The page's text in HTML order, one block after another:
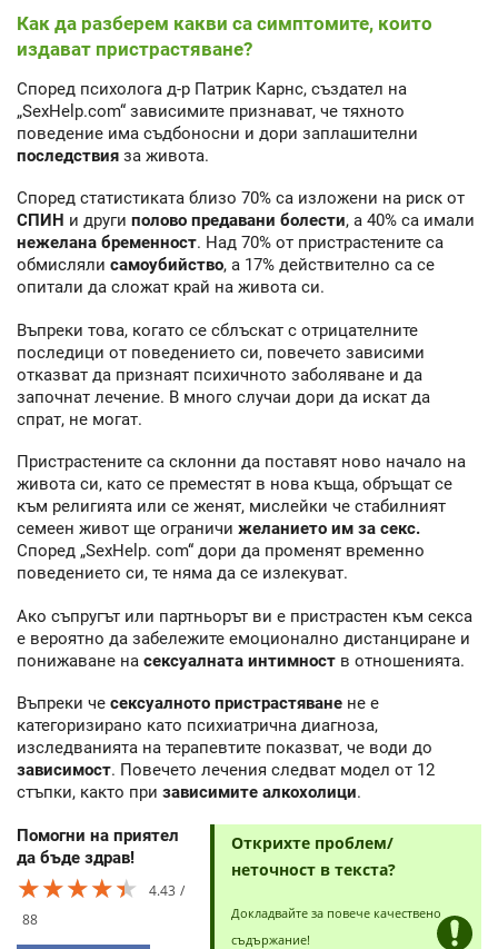
Как да разберем какви са симптомите, които
издават пристрастяване?
Според психолога д-р Патрик Карнс, създател на
„SexHelp.com“ зависимите признават, че тяхното
поведение има съдбоносни и дори заплашителни
последствия за живота.
Според статистиката близо 70% са изложени на риск от
СПИН и други полово предавани болести, а 40% са имали
нежелана бременност. Над 70% от пристрастените са
обмисляли самоубийство, а 17% действително са се
опитали да сложат край на живота си.
Въпреки това, когато се сблъскат с отрицателните
последици от поведението си, повечето зависими
отказват да признаят психичното заболяване и да
започнат лечение. В много случаи дори да искат да
спрат, не могат.
Пристрастените са склонни да поставят ново начало на
живота си, като се преместят в нова къща, обръщат се
към религията или се женят, мислейки че стабилният
семеен живот ще ограничи желанието им за секс.
Според „SexHelp. com“ дори да променят временно
поведението си, те няма да се излекуват.
Ако съпругът или партньорът ви е пристрастен към секса
е вероятно да забележите емоционално дистанциране и
понижаване на сексуалната интимност в отношенията.
Въпреки че сексуалното пристрастяване не е
категоризирано като психиатрична диагноза,
изследванията на терапевтите показват, че води до
зависимост. Повечето лечения следват модел от 12
стъпки, както при зависимите алкохолици.
Помогни на приятел
да бъде здрав!
★★★★★
★★★★★
★★★★★
4.43
88
Открихте проблем/
неточност в текста?
Докладвайте за повече качествено
съдържание!